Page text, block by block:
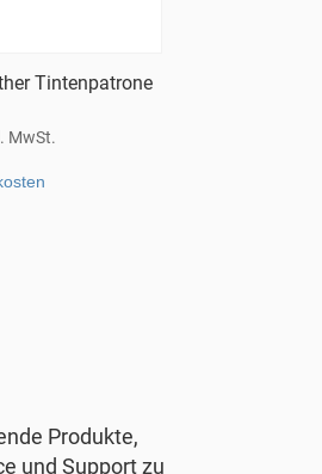
Tintenpatrone
MwSt.
Produkte,
und Support zu